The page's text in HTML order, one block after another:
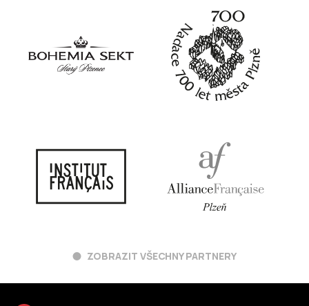
ZOBRAZIT VŠECHNY PARTNERY